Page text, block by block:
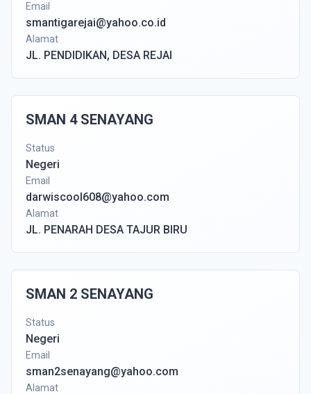
Email
smantigarejai@yahoo.co.id
Alamat
JL. PENDIDIKAN, DESA REJAI
SMAN 4 SENAYANG
Status
Negeri
Email
darwiscool608@yahoo.com
Alamat
JL. PENARAH DESA TAJUR BIRU
SMAN 2 SENAYANG
Status
Negeri
Email
sman2senayang@yahoo.com
Alamat